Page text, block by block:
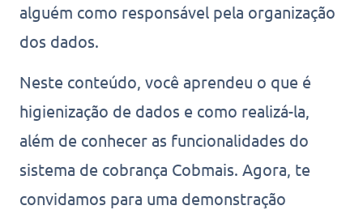
alguém como responsável pela organização
dos dados.
Neste conteúdo, você aprendeu o que é
higienização de dados e como realizá-la,
além de conhecer as funcionalidades do
sistema de cobrança Cobmais. Agora, te
convidamos para uma demonstração